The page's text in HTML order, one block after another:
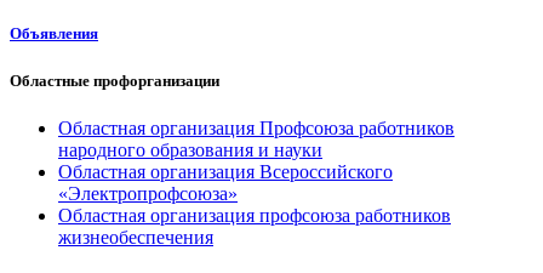
Объявления
Областные профорганизации
Областная организация Профсоюза работников
народного образования и науки
Областная организация Всероссийского
«Электропрофсоюза»
Областная организация профсоюза работников
жизнеобеспечения